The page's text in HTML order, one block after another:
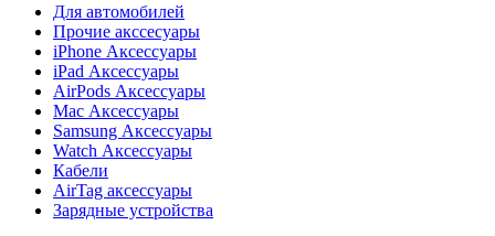
Для автомобилей
Прочие акссесуары
iPhone Аксессуары
iPad Аксессуары
AirPods Аксессуары
Mac Аксессуары
Samsung Аксессуары
Watch Аксессуары
Кабели
AirTag аксессуары
Зарядные устройства